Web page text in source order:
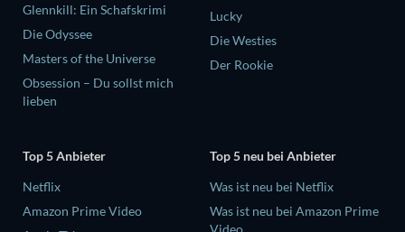
Glennkill: Ein Schafskrimi
Die Odyssee
Masters of the Universe
Obsession – Du sollst mich
lieben
Lucky
Die Westies
Der Rookie
Top 5 Anbieter
Netflix
Amazon Prime Video
Top 5 neu bei Anbieter
Was ist neu bei Netflix
Was ist neu bei Amazon Prime